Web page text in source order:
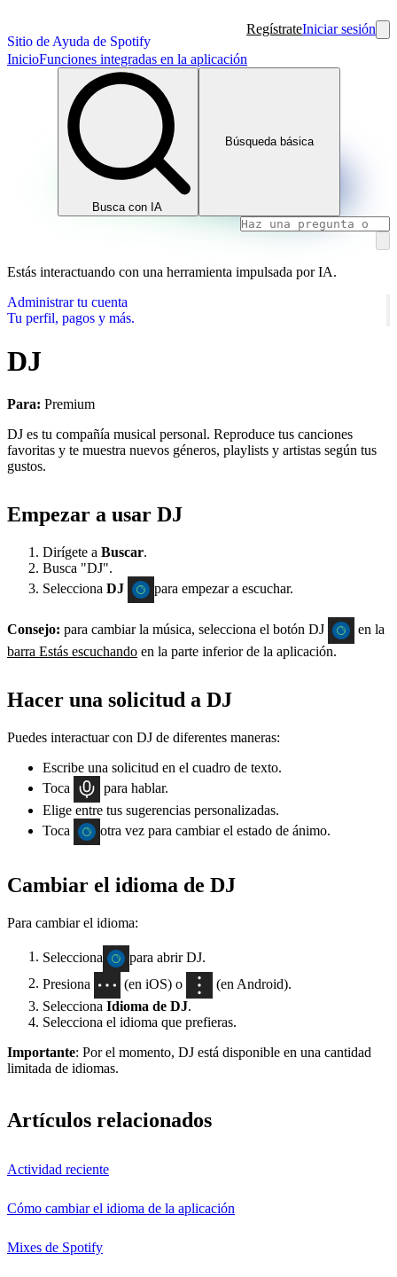
Sitio de Ayuda de Spotify
RegístrateIniciar sesión
InicioFunciones integradas en la aplicación
Busca con IA
Búsqueda básica
Estás interactuando con una herramienta impulsada por IA.
Administrar tu cuenta
Tu perfil, pagos y más.
DJ
Para: Premium
DJ es tu compañía musical personal. Reproduce tus canciones
favoritas y te muestra nuevos géneros, playlists y artistas según tus
gustos.
Empezar a usar DJ
Dirígete a Buscar.
Busca "DJ".
Selecciona DJ para empezar a escuchar.
Consejo: para cambiar la música, selecciona el botón DJ
en la
barra Estás escuchando en la parte inferior de la aplicación.
Hacer una solicitud a DJ
Puedes interactuar con DJ de diferentes maneras:
Escribe una solicitud en el cuadro de texto.
Toca
para hablar.
Elige entre tus sugerencias personalizadas.
Toca
otra vez para cambiar el estado de ánimo.
Cambiar el idioma de DJ
Para cambiar el idioma:
Selecciona
para abrir DJ.
Presiona
(en iOS) o
(en Android).
Selecciona Idioma de DJ.
Selecciona el idioma que prefieras.
Importante: Por el momento, DJ está disponible en una cantidad
limitada de idiomas.
Artículos relacionados
Actividad reciente
Cómo cambiar el idioma de la aplicación
Mixes de Spotify